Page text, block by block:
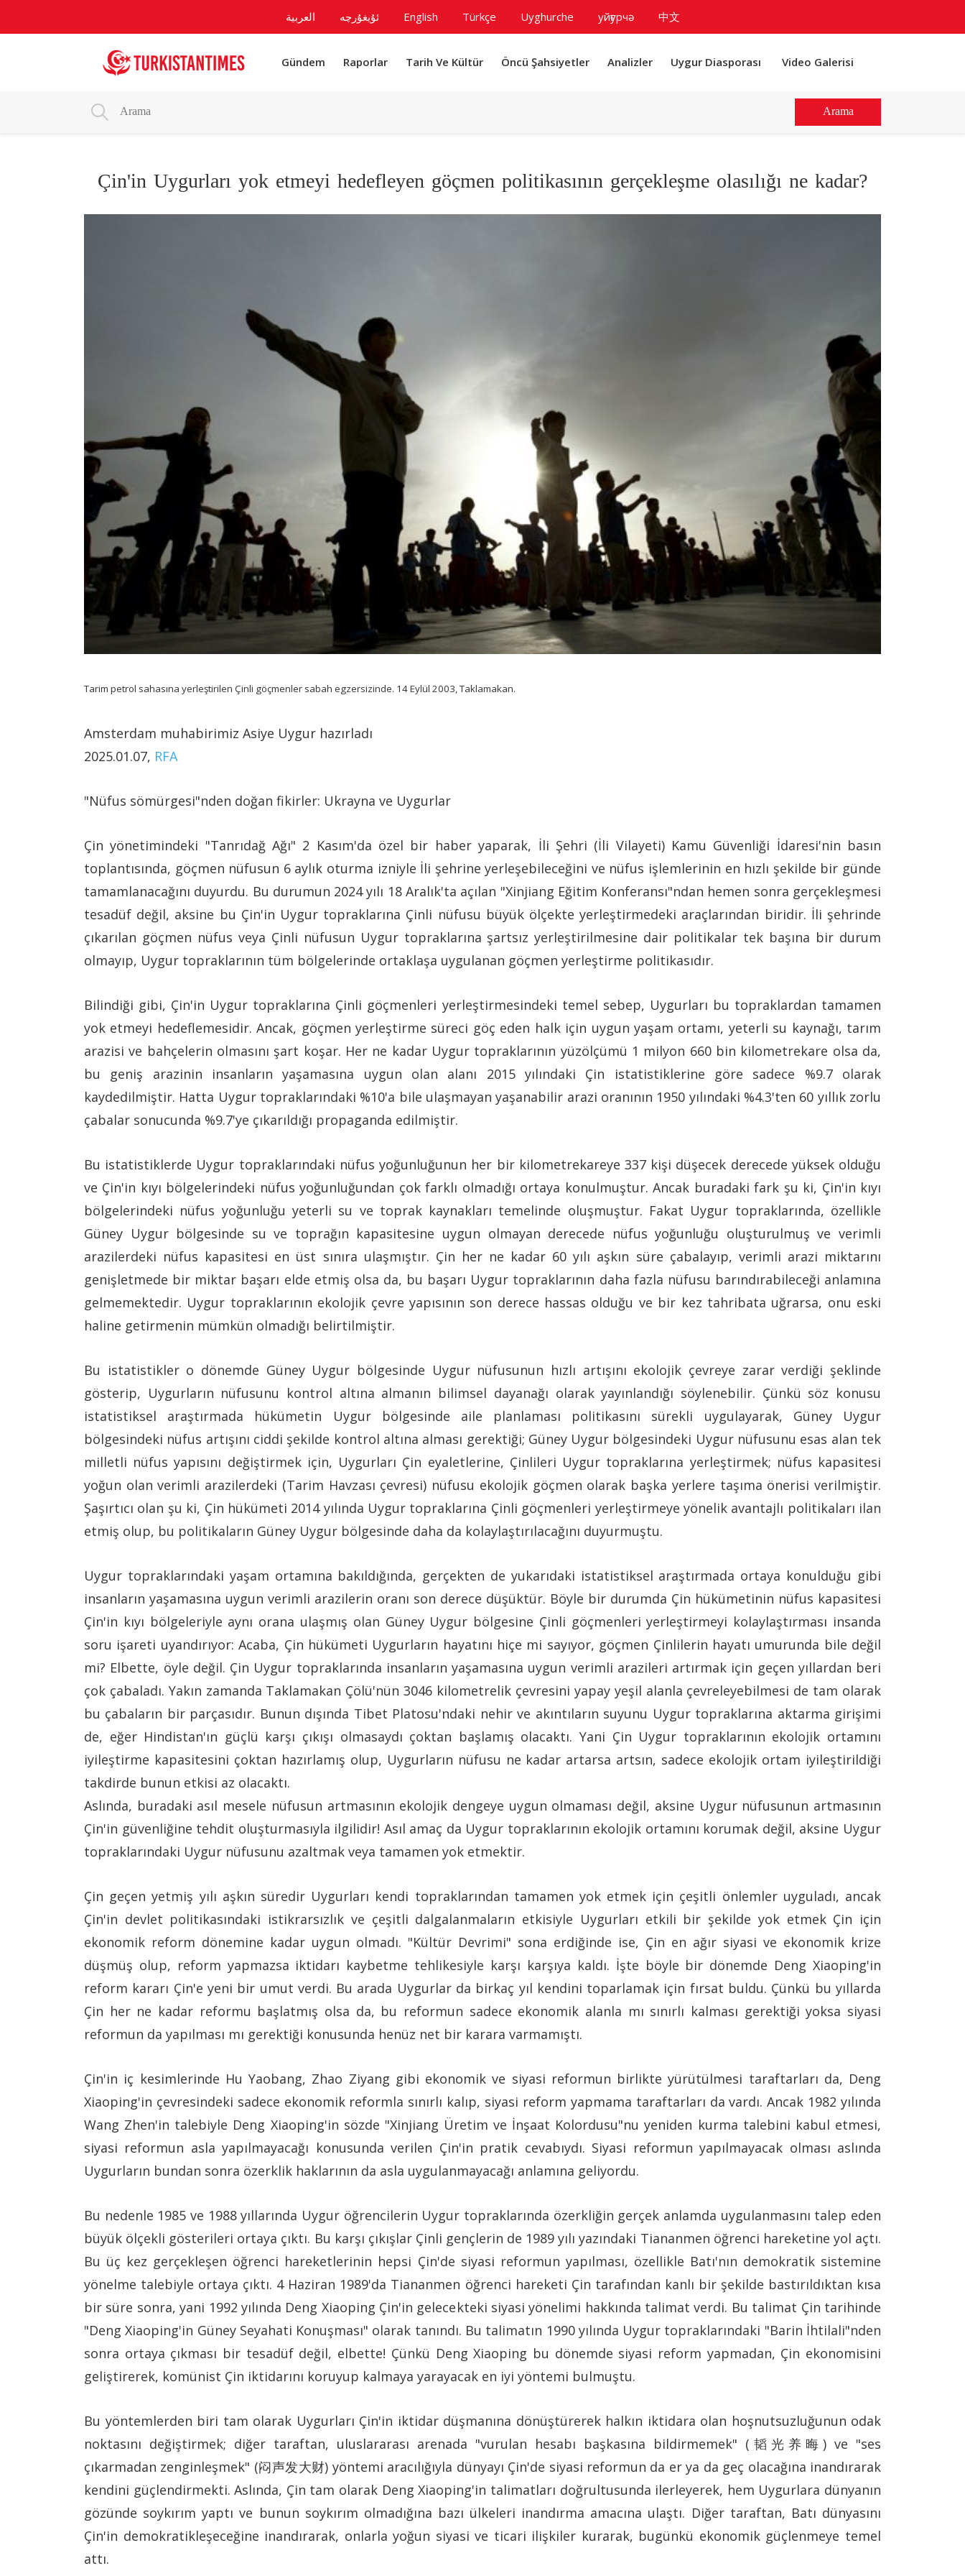
العربية ئۇيغۇرچە English Türkçe Uyghurche уйғурчә 中文
Gündem Raporlar Tarih Ve Kültür Öncü Şahsiyetler Analizler Uygur Diasporası Video Galerisi
Arama
Çin'in Uygurları yok etmeyi hedefleyen göçmen politikasının gerçekleşme olasılığı ne kadar?
Tarim petrol sahasına yerleştirilen Çinli göçmenler sabah egzersizinde. 14 Eylül 2003, Taklamakan.
Amsterdam muhabirimiz Asiye Uygur hazırladı
2025.01.07, RFA
"Nüfus sömürgesi"nden doğan fikirler: Ukrayna ve Uygurlar
Çin yönetimindeki "Tanrıdağ Ağı" 2 Kasım'da özel bir haber yaparak, İli Şehri (İli Vilayeti) Kamu Güvenliği İdaresi'nin basın
toplantısında, göçmen nüfusun 6 aylık oturma izniyle İli şehrine yerleşebileceğini ve nüfus işlemlerinin en hızlı şekilde bir günde
tamamlanacağını duyurdu. Bu durumun 2024 yılı 18 Aralık'ta açılan "Xinjiang Eğitim Konferansı"ndan hemen sonra gerçekleşmesi
tesadüf değil, aksine bu Çin'in Uygur topraklarına Çinli nüfusu büyük ölçekte yerleştirmedeki araçlarından biridir. İli şehrinde
çıkarılan göçmen nüfus veya Çinli nüfusun Uygur topraklarına şartsız yerleştirilmesine dair politikalar tek başına bir durum
olmayıp, Uygur topraklarının tüm bölgelerinde ortaklaşa uygulanan göçmen yerleştirme politikasıdır.
Bilindiği gibi, Çin'in Uygur topraklarına Çinli göçmenleri yerleştirmesindeki temel sebep, Uygurları bu topraklardan tamamen
yok etmeyi hedeflemesidir. Ancak, göçmen yerleştirme süreci göç eden halk için uygun yaşam ortamı, yeterli su kaynağı, tarım
arazisi ve bahçelerin olmasını şart koşar. Her ne kadar Uygur topraklarının yüzölçümü 1 milyon 660 bin kilometrekare olsa da,
bu geniş arazinin insanların yaşamasına uygun olan alanı 2015 yılındaki Çin istatistiklerine göre sadece %9.7 olarak
kaydedilmiştir. Hatta Uygur topraklarındaki %10'a bile ulaşmayan yaşanabilir arazi oranının 1950 yılındaki %4.3'ten 60 yıllık zorlu
çabalar sonucunda %9.7'ye çıkarıldığı propaganda edilmiştir.
Bu istatistiklerde Uygur topraklarındaki nüfus yoğunluğunun her bir kilometrekareye 337 kişi düşecek derecede yüksek olduğu
ve Çin'in kıyı bölgelerindeki nüfus yoğunluğundan çok farklı olmadığı ortaya konulmuştur. Ancak buradaki fark şu ki, Çin'in kıyı
bölgelerindeki nüfus yoğunluğu yeterli su ve toprak kaynakları temelinde oluşmuştur. Fakat Uygur topraklarında, özellikle
Güney Uygur bölgesinde su ve toprağın kapasitesine uygun olmayan derecede nüfus yoğunluğu oluşturulmuş ve verimli
arazilerdeki nüfus kapasitesi en üst sınıra ulaşmıştır. Çin her ne kadar 60 yılı aşkın süre çabalayıp, verimli arazi miktarını
genişletmede bir miktar başarı elde etmiş olsa da, bu başarı Uygur topraklarının daha fazla nüfusu barındırabileceği anlamına
gelmemektedir. Uygur topraklarının ekolojik çevre yapısının son derece hassas olduğu ve bir kez tahribata uğrarsa, onu eski
haline getirmenin mümkün olmadığı belirtilmiştir.
Bu istatistikler o dönemde Güney Uygur bölgesinde Uygur nüfusunun hızlı artışını ekolojik çevreye zarar verdiği şeklinde
gösterip, Uygurların nüfusunu kontrol altına almanın bilimsel dayanağı olarak yayınlandığı söylenebilir. Çünkü söz konusu
istatistiksel araştırmada hükümetin Uygur bölgesinde aile planlaması politikasını sürekli uygulayarak, Güney Uygur
bölgesindeki nüfus artışını ciddi şekilde kontrol altına alması gerektiği; Güney Uygur bölgesindeki Uygur nüfusunu esas alan tek
milletli nüfus yapısını değiştirmek için, Uygurları Çin eyaletlerine, Çinlileri Uygur topraklarına yerleştirmek; nüfus kapasitesi
yoğun olan verimli arazilerdeki (Tarim Havzası çevresi) nüfusu ekolojik göçmen olarak başka yerlere taşıma önerisi verilmiştir.
Şaşırtıcı olan şu ki, Çin hükümeti 2014 yılında Uygur topraklarına Çinli göçmenleri yerleştirmeye yönelik avantajlı politikaları ilan
etmiş olup, bu politikaların Güney Uygur bölgesinde daha da kolaylaştırılacağını duyurmuştu.
Uygur topraklarındaki yaşam ortamına bakıldığında, gerçekten de yukarıdaki istatistiksel araştırmada ortaya konulduğu gibi
insanların yaşamasına uygun verimli arazilerin oranı son derece düşüktür. Böyle bir durumda Çin hükümetinin nüfus kapasitesi
Çin'in kıyı bölgeleriyle aynı orana ulaşmış olan Güney Uygur bölgesine Çinli göçmenleri yerleştirmeyi kolaylaştırması insanda
soru işareti uyandırıyor: Acaba, Çin hükümeti Uygurların hayatını hiçe mi sayıyor, göçmen Çinlilerin hayatı umurunda bile değil
mi? Elbette, öyle değil. Çin Uygur topraklarında insanların yaşamasına uygun verimli arazileri artırmak için geçen yıllardan beri
çok çabaladı. Yakın zamanda Taklamakan Çölü'nün 3046 kilometrelik çevresini yapay yeşil alanla çevreleyebilmesi de tam olarak
bu çabaların bir parçasıdır. Bunun dışında Tibet Platosu'ndaki nehir ve akıntıların suyunu Uygur topraklarına aktarma girişimi
de, eğer Hindistan'ın güçlü karşı çıkışı olmasaydı çoktan başlamış olacaktı. Yani Çin Uygur topraklarının ekolojik ortamını
iyileştirme kapasitesini çoktan hazırlamış olup, Uygurların nüfusu ne kadar artarsa artsın, sadece ekolojik ortam iyileştirildiği
takdirde bunun etkisi az olacaktı.
Aslında, buradaki asıl mesele nüfusun artmasının ekolojik dengeye uygun olmaması değil, aksine Uygur nüfusunun artmasının
Çin'in güvenliğine tehdit oluşturmasıyla ilgilidir! Asıl amaç da Uygur topraklarının ekolojik ortamını korumak değil, aksine Uygur
topraklarındaki Uygur nüfusunu azaltmak veya tamamen yok etmektir.
Çin geçen yetmiş yılı aşkın süredir Uygurları kendi topraklarından tamamen yok etmek için çeşitli önlemler uyguladı, ancak
Çin'in devlet politikasındaki istikrarsızlık ve çeşitli dalgalanmaların etkisiyle Uygurları etkili bir şekilde yok etmek Çin için
ekonomik reform dönemine kadar uygun olmadı. "Kültür Devrimi" sona erdiğinde ise, Çin en ağır siyasi ve ekonomik krize
düşmüş olup, reform yapmazsa iktidarı kaybetme tehlikesiyle karşı karşıya kaldı. İşte böyle bir dönemde Deng Xiaoping'in
reform kararı Çin'e yeni bir umut verdi. Bu arada Uygurlar da birkaç yıl kendini toparlamak için fırsat buldu. Çünkü bu yıllarda
Çin her ne kadar reformu başlatmış olsa da, bu reformun sadece ekonomik alanla mı sınırlı kalması gerektiği yoksa siyasi
reformun da yapılması mı gerektiği konusunda henüz net bir karara varmamıştı.
Çin'in iç kesimlerinde Hu Yaobang, Zhao Ziyang gibi ekonomik ve siyasi reformun birlikte yürütülmesi taraftarları da, Deng
Xiaoping'in çevresindeki sadece ekonomik reformla sınırlı kalıp, siyasi reform yapmama taraftarları da vardı. Ancak 1982 yılında
Wang Zhen'in talebiyle Deng Xiaoping'in sözde "Xinjiang Üretim ve İnşaat Kolordusu"nu yeniden kurma talebini kabul etmesi,
siyasi reformun asla yapılmayacağı konusunda verilen Çin'in pratik cevabıydı. Siyasi reformun yapılmayacak olması aslında
Uygurların bundan sonra özerklik haklarının da asla uygulanmayacağı anlamına geliyordu.
Bu nedenle 1985 ve 1988 yıllarında Uygur öğrencilerin Uygur topraklarında özerkliğin gerçek anlamda uygulanmasını talep eden
büyük ölçekli gösterileri ortaya çıktı. Bu karşı çıkışlar Çinli gençlerin de 1989 yılı yazındaki Tiananmen öğrenci hareketine yol açtı.
Bu üç kez gerçekleşen öğrenci hareketlerinin hepsi Çin'de siyasi reformun yapılması, özellikle Batı'nın demokratik sistemine
yönelme talebiyle ortaya çıktı. 4 Haziran 1989'da Tiananmen öğrenci hareketi Çin tarafından kanlı bir şekilde bastırıldıktan kısa
bir süre sonra, yani 1992 yılında Deng Xiaoping Çin'in gelecekteki siyasi yönelimi hakkında talimat verdi. Bu talimat Çin tarihinde
"Deng Xiaoping'in Güney Seyahati Konuşması" olarak tanındı. Bu talimatın 1990 yılında Uygur topraklarındaki "Barin İhtilali"nden
sonra ortaya çıkması bir tesadüf değil, elbette! Çünkü Deng Xiaoping bu dönemde siyasi reform yapmadan, Çin ekonomisini
geliştirerek, komünist Çin iktidarını koruyup kalmaya yarayacak en iyi yöntemi bulmuştu.
Bu yöntemlerden biri tam olarak Uygurları Çin'in iktidar düşmanına dönüştürerek halkın iktidara olan hoşnutsuzluğunun odak
noktasını değiştirmek; diğer taraftan, uluslararası arenada "vurulan hesabı başkasına bildirmemek" (韬光养晦) ve "ses
çıkarmadan zenginleşmek" (闷声发大财) yöntemi aracılığıyla dünyayı Çin'de siyasi reformun da er ya da geç olacağına inandırarak
kendini güçlendirmekti. Aslında, Çin tam olarak Deng Xiaoping'in talimatları doğrultusunda ilerleyerek, hem Uygurlara dünyanın
gözünde soykırım yaptı ve bunun soykırım olmadığına bazı ülkeleri inandırma amacına ulaştı. Diğer taraftan, Batı dünyasını
Çin'in demokratikleşeceğine inandırarak, onlarla yoğun siyasi ve ticari ilişkiler kurarak, bugünkü ekonomik güçlenmeye temel
attı.